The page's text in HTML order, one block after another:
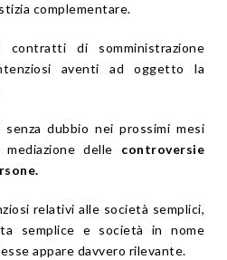
complementare.
di somministrazione
aventi ad oggetto la
dubbio nei prossimi mesi
mediazione delle controversie
relativi alle società semplici,
semplice e società in nome
appare davvero rilevante.